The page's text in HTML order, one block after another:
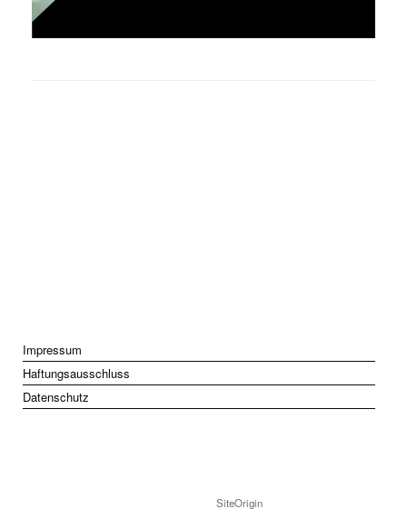
Impressum
Haftungsausschluss
Datenschutz
SiteOrigin